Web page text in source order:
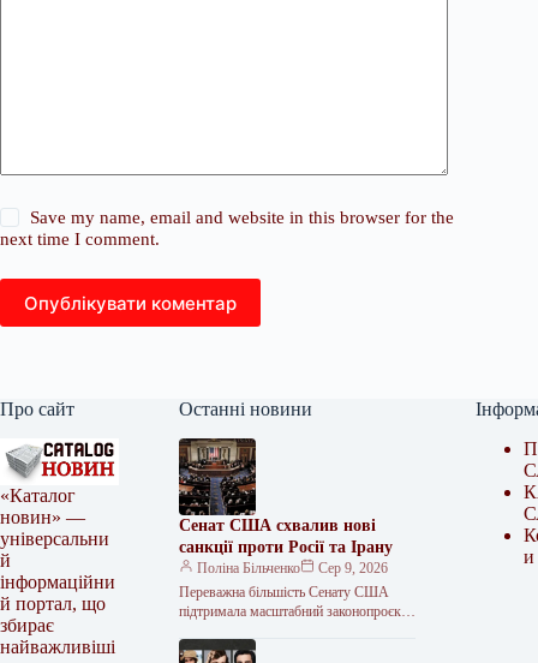
Save my name, email and website in this browser for the
next time I comment.
Опублікувати коментар
Про сайт
«Каталог
новин» —
універсальни
й
інформаційни
й портал, що
збирає
найважливіші
Останні новини
Сенат США схвалив нові
санкції проти Росії та Ірану
Поліна Більченко
Сер 9, 2026
Переважна більшість Сенату США
підтримала масштабний законопроєкт
розроблений покійним сенатором
и